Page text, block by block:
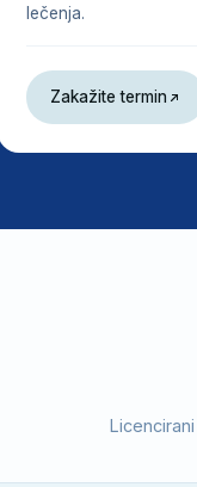
lečenja.
Zakažite termin